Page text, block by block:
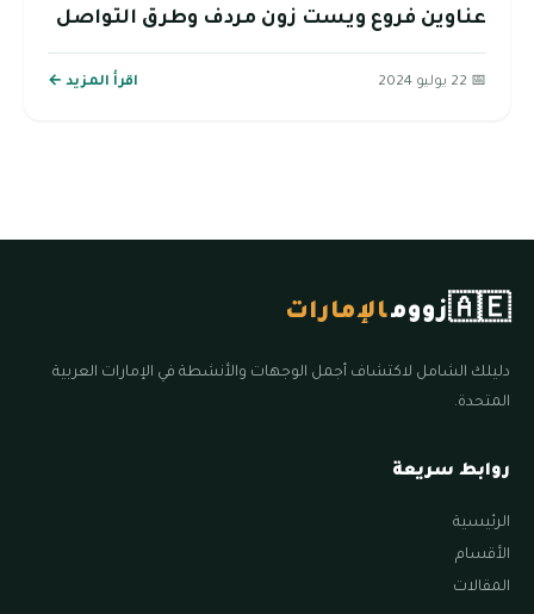
عناوين فروع ويست زون مردف وطرق التواصل
📅 22 يوليو 2024 اقرأ المزيد ←
🇦🇪زوومالإمارات
دليلك الشامل لاكتشاف أجمل الوجهات والأنشطة في الإمارات العربية
المتحدة.
روابط سريعة
الرئيسية
الأقسام
المقالات